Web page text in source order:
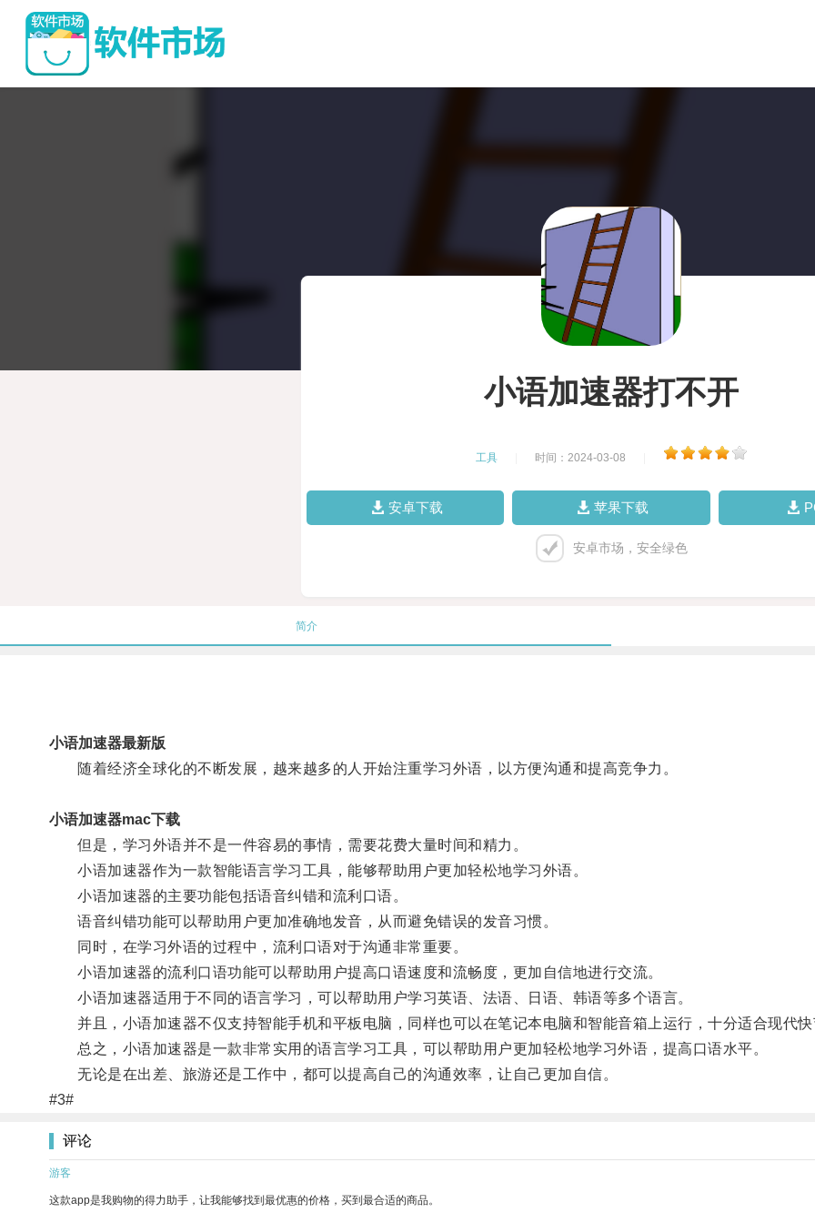
小语加速器打不开
工具 时间：2024-03-08
安卓下载 苹果下载
安卓市场，安全绿色
简介
小语加速器最新版
随着经济全球化的不断发展，越来越多的人开始注重学习外语，以方便沟通和提高竞争力。
小语加速器mac下载
但是，学习外语并不是一件容易的事情，需要花费大量时间和精力。
小语加速器作为一款智能语言学习工具，能够帮助用户更加轻松地学习外语。
小语加速器的主要功能包括语音纠错和流利口语。
语音纠错功能可以帮助用户更加准确地发音，从而避免错误的发音习惯。
同时，在学习外语的过程中，流利口语对于沟通非常重要。
小语加速器的流利口语功能可以帮助用户提高口语速度和流畅度，更加自信地进行交流。
小语加速器适用于不同的语言学习，可以帮助用户学习英语、法语、日语、韩语等多个语言。
并且，小语加速器不仅支持智能手机和平板电脑，同样也可以在笔记本电脑和智能音箱上运行，十分适合现代快
总之，小语加速器是一款非常实用的语言学习工具，可以帮助用户更加轻松地学习外语，提高口语水平。
无论是在出差、旅游还是工作中，都可以提高自己的沟通效率，让自己更加自信。
#3#
评论
游客
这款app是我购物的得力助手，让我能够找到最优惠的价格，买到最合适的商品。